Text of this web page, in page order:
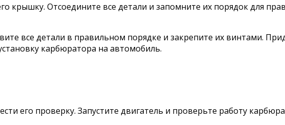
крышку. Отсоедините все детали и запомните их порядок для
все детали в правильном порядке и закрепите их винтами.
карбюратора на автомобиль.
его проверку. Запустите двигатель и проверьте работу